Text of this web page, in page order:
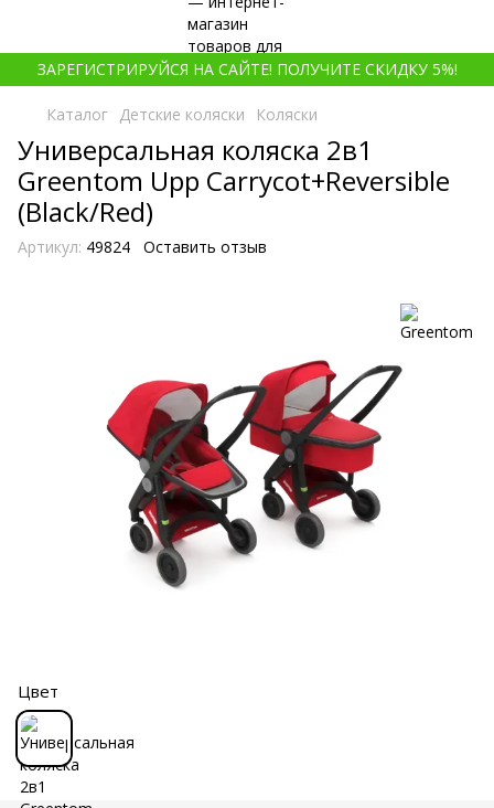
ЗАРЕГИСТРИРУЙСЯ НА САЙТЕ! ПОЛУЧИТЕ СКИДКУ 5%!
Каталог Детские коляски Коляски
Универсальная коляска 2в1
Greentom Upp Carrycot+Reversible
(Black/Red)
Артикул: 49824 Оставить отзыв
Цвет